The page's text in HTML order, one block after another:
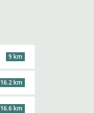
9 km
16.2 km
16.6 km